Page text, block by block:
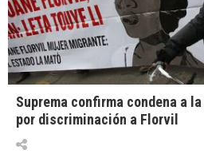
Suprema confirma condena a
por discriminación a Florvil